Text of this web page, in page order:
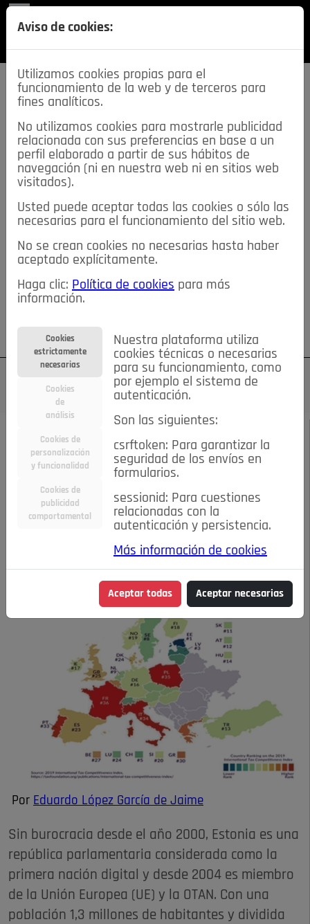
SECCIONES
descarga esta
REVISTA
≡NOTICIAS
NOTICIAS SERVICIOS DE INTERÉS
TABLÓN DE ANUNCIOS MIS ANUNCIOS CONTACTO
NOSOTROS
Su cuenta Regístrese ¿Olvidó su contraseña?
JUNIO 2020 / HABLEMOS DE...
La Skypestonización
de la burocracia
Por Eduardo López García de Jaime
Sin burocracia desde el año 2000, Estonia es una
república parlamentaria considerada como la
primera nación digital y desde 2004 es miembro
de la Unión Europea (UE) y la OTAN. Con una
población 1,3 millones de habitantes y dividida
Aviso de cookies:
Utilizamos cookies propias para el
funcionamiento de la web y de terceros para
fines analíticos.
No utilizamos cookies para mostrarle publicidad
relacionada con sus preferencias en base a un
perfil elaborado a partir de sus hábitos de
navegación (ni en nuestra web ni en sitios web
visitados).
Usted puede aceptar todas las cookies o sólo las
necesarias para el funcionamiento del sitio web.
No se crean cookies no necesarias hasta haber
aceptado explícitamente.
Haga clic: Política de cookies para más
información.
Cookies
estrictamente
necesarias
Cookies
de
análisis
Cookies de
personalización
y funcionalidad
Cookies de
publicidad
comportamental
Nuestra plataforma utiliza
cookies técnicas o necesarias
para su funcionamiento, como
por ejemplo el sistema de
autenticación.
Son las siguientes:
csrftoken: Para garantizar la
seguridad de los envíos en
formularios.
sessionid: Para cuestiones
relacionadas con la
autenticación y persistencia.
Más información de cookies
Aceptar todas Aceptar necesarias